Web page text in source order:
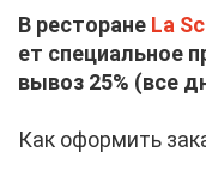
В ре­сто­ране La
ет спе­ци­аль­ное
вы­воз 25% (все
Как офор­мить